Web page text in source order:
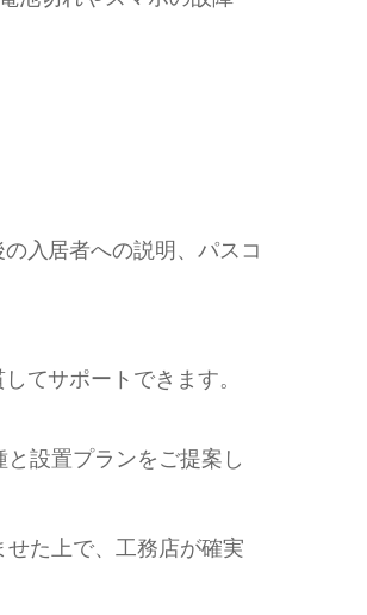
入居者への説明、パスコ
てサポートできます。
設置プランをご提案し
せた上で、工務店が確実